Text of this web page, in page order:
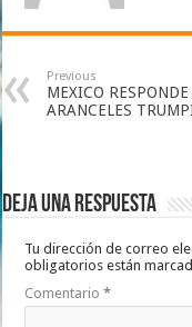
Previous
MEXICO RESPONDE
ARANCELES
Deja una respuesta
Tu dirección de correo
obligatorios están
Comentario*